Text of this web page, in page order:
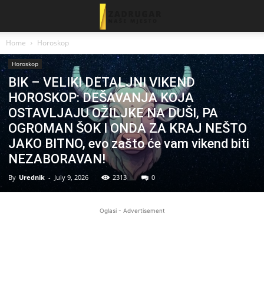
Home Horoskop
Horoskop
BIK – VELIKI DETALJNI VIKEND
HOROSKOP: DEŠAVANJA KOJA
OSTAVLJAJU OŽILJKE NA DUŠI, PA
OGROMAN ŠOK I ONDA ZA KRAJ NEŠTO
JAKO BITNO, evo zašto će vam vikend biti
NEZABORAVAN!
By Urednik - July 9, 2026 2313 0
Oglasi - Advertisement